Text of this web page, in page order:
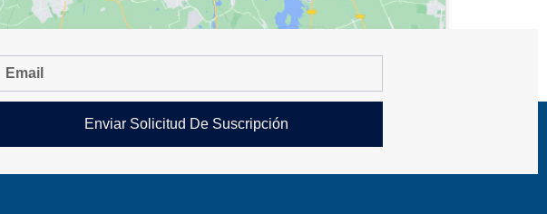
Enviar Solicitud De Suscripción